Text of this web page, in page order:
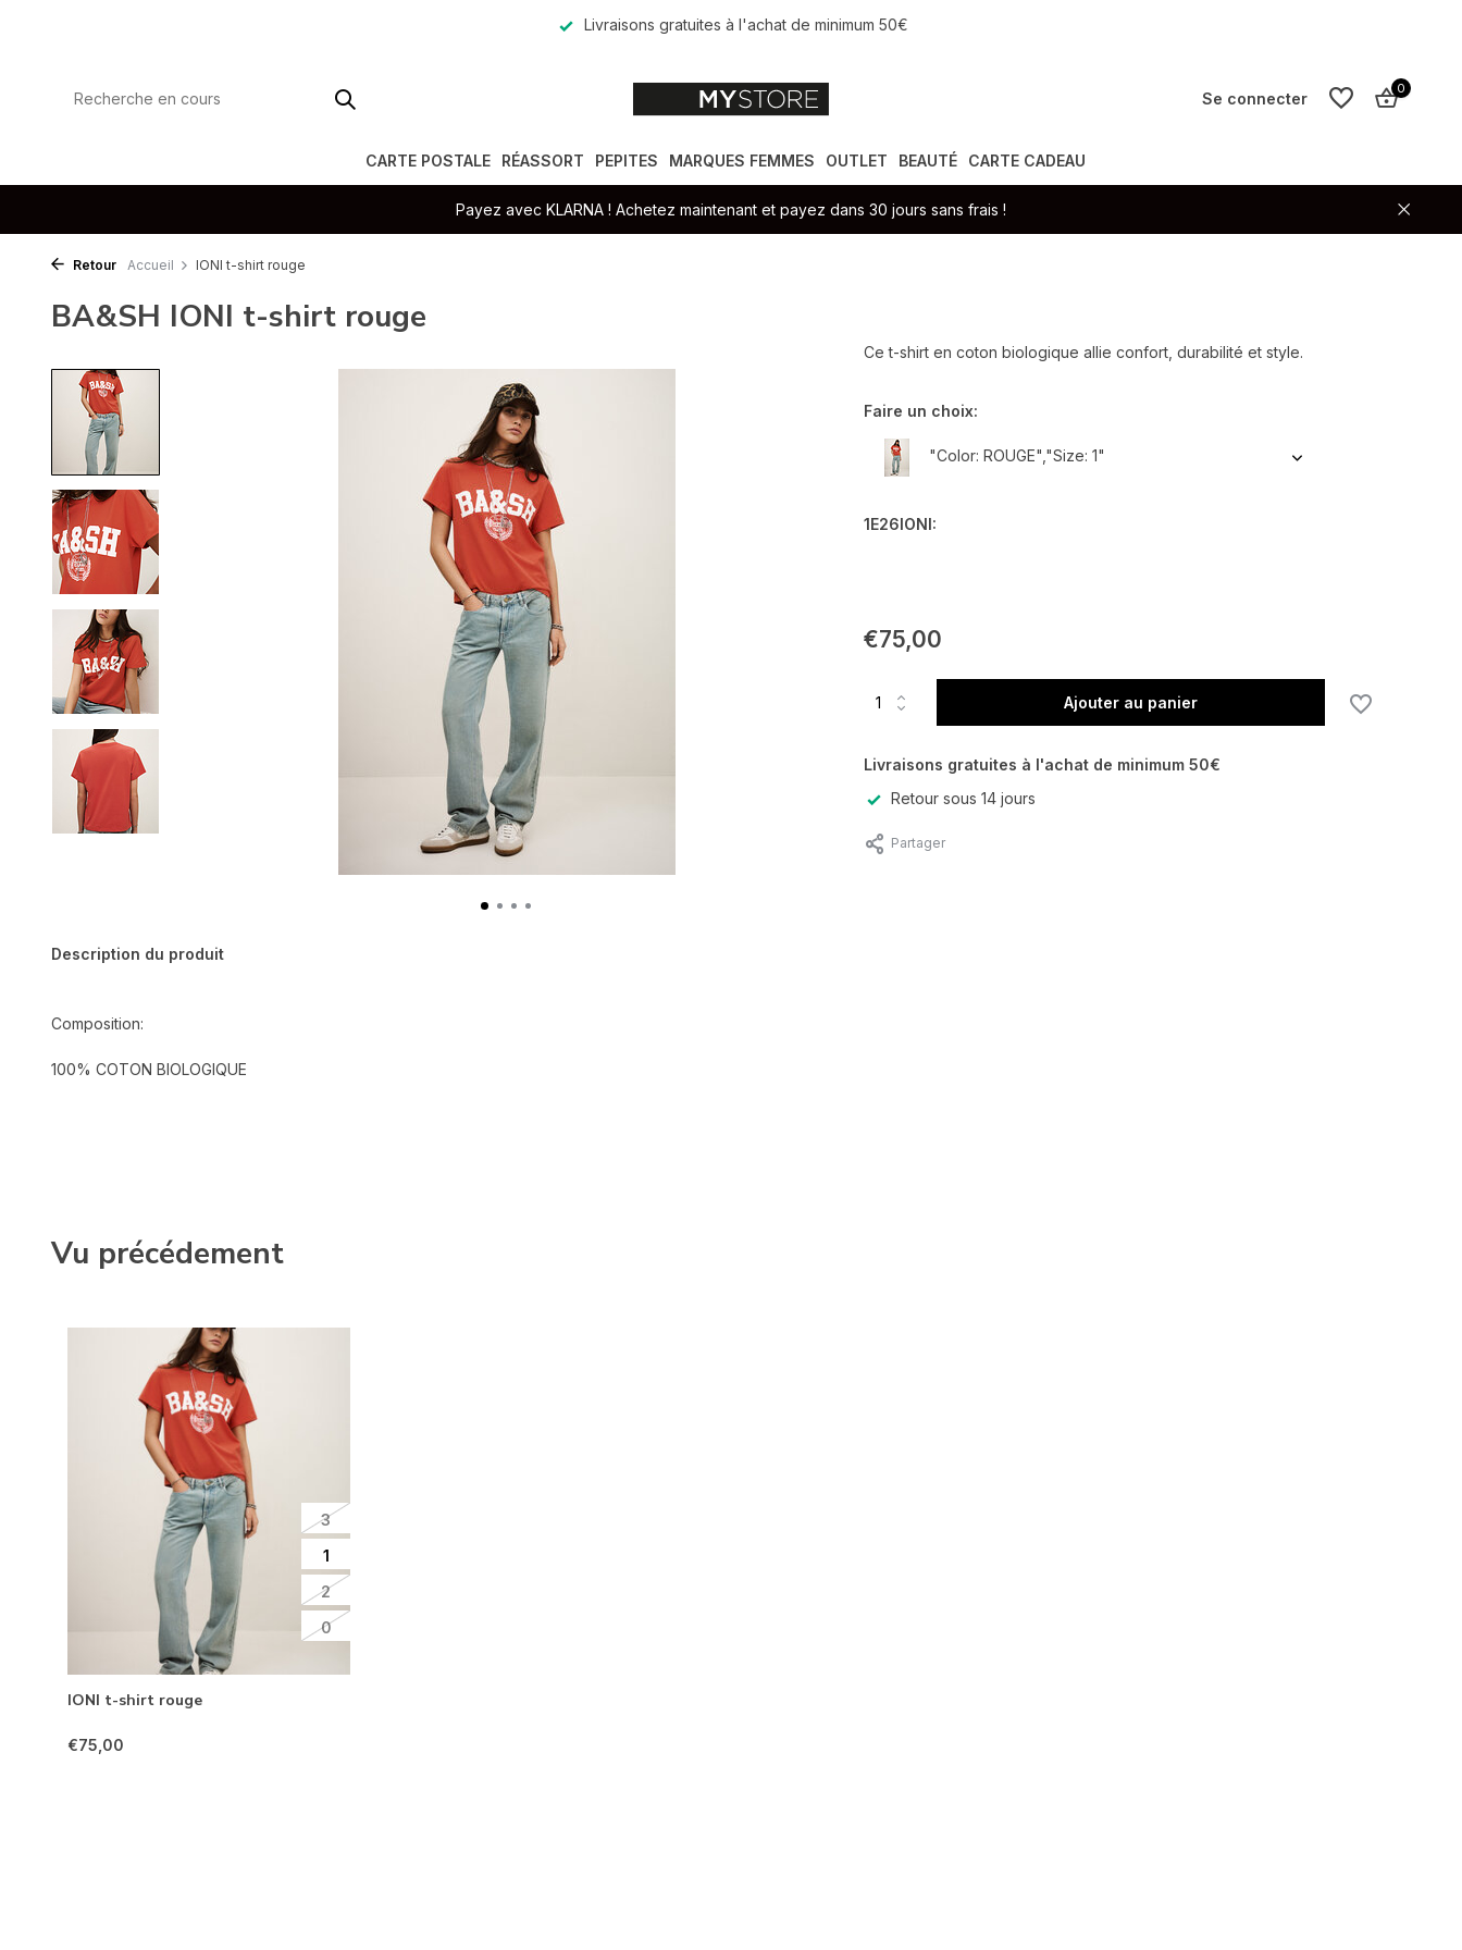
Livraisons gratuites à l'achat de minimum 50€
Se connecter
0
CARTE POSTALE RÉASSORT PEPITES MARQUES FEMMES OUTLET BEAUTÉ CARTE CADEAU
Payez avec KLARNA ! Achetez maintenant et payez dans 30 jours sans frais !
Retour Accueil IONI t-shirt rouge
BA&SH IONI t-shirt rouge
Description du produit
Composition:
100% COTON BIOLOGIQUE
Ce t-shirt en coton biologique allie confort, durabilité et style.
Faire un choix:
"Color: ROUGE","Size: 1"
1E26IONI:
€75,00
Ajouter au panier
Livraisons gratuites à l'achat de minimum 50€
Retour sous 14 jours
Partager
Vu précédement
3
1
2
0
IONI t-shirt rouge
€75,00